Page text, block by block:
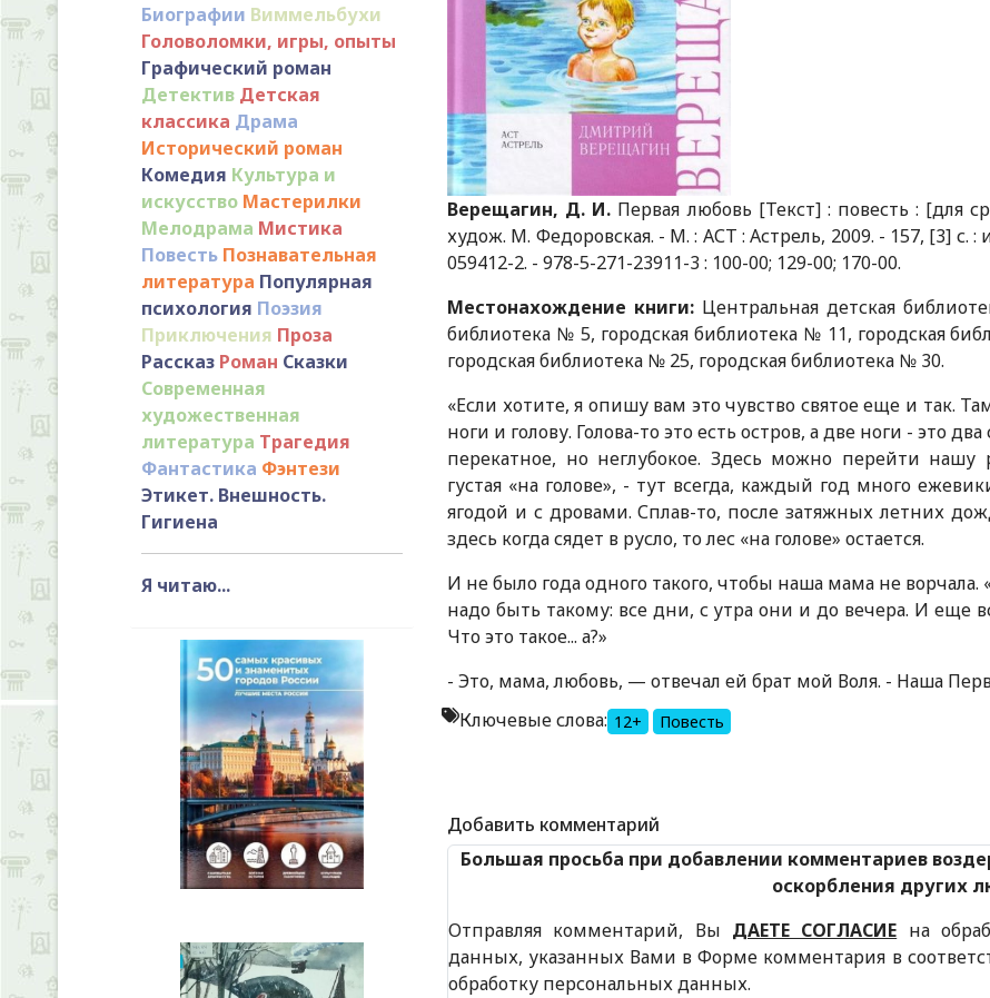
Биографии Виммельбухи
Головоломки, игры, опыты
Графический роман
Детектив Детская
классика Драма
Исторический роман
Комедия Культура и
искусство Мастерилки
Мелодрама Мистика
Повесть Познавательная
литература Популярная
психология Поэзия
Приключения Проза
Рассказ Роман Сказки
Современная
художественная
литература Трагедия
Фантастика Фэнтези
Этикет. Внешность.
Гигиена
Я читаю...
Верещагин, Д. И. Первая любовь [Текст] : повесть : [для
худож. М. Федоровская. - М. : АСТ : Астрель, 2009. - 157, [3] с. :
059412-2. - 978-5-271-23911-3 : 100-00; 129-00; 170-00.
Местонахождение книги: Центральная детская
библиотека № 5, городская библиотека № 11, городская
городская библиотека № 25, городская библиотека № 30.
«Если хотите, я опишу вам это чувство святое еще и так.
ноги и голову. Голова-то это есть остров, а две ноги - это
перекатное, но неглубокое. Здесь можно перейти нашу
густая «на голове», - тут всегда, каждый год много
ягодой и с дровами. Сплав-то, после затяжных летних
здесь когда сядет в русло, то лес «на голове» остается.
И не было года одного такого, чтобы наша мама не
надо быть такому: все дни, с утра они и до вечера. И еще
Что это такое... а?»
- Это, мама, любовь, — отвечал ей брат мой Воля. - Наша
Ключевые слова: 12+ Повесть
Добавить комментарий
Большая просьба при добавлении комментариев
оскорбления других
Отправляя комментарий, Вы ДАЕТЕ СОГЛАСИЕ на
данных, указанных Вами в Форме комментария в
обработку персональных данных.